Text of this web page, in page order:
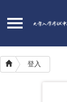
學生
登入